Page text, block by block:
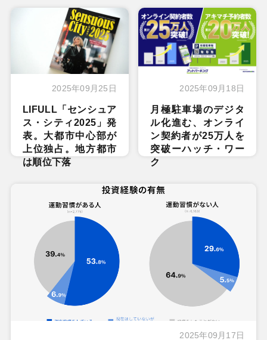
2025年09月25日
LIFULL「センシュア
ス・シティ2025」発
表。大都市中心部が
上位独占。地方都市
は順位下落
2025年09月18日
月極駐車場のデジタ
ル化進む、オンライ
ン契約者が25万人を
突破ーハッチ・ワー
ク
2025年09月17日